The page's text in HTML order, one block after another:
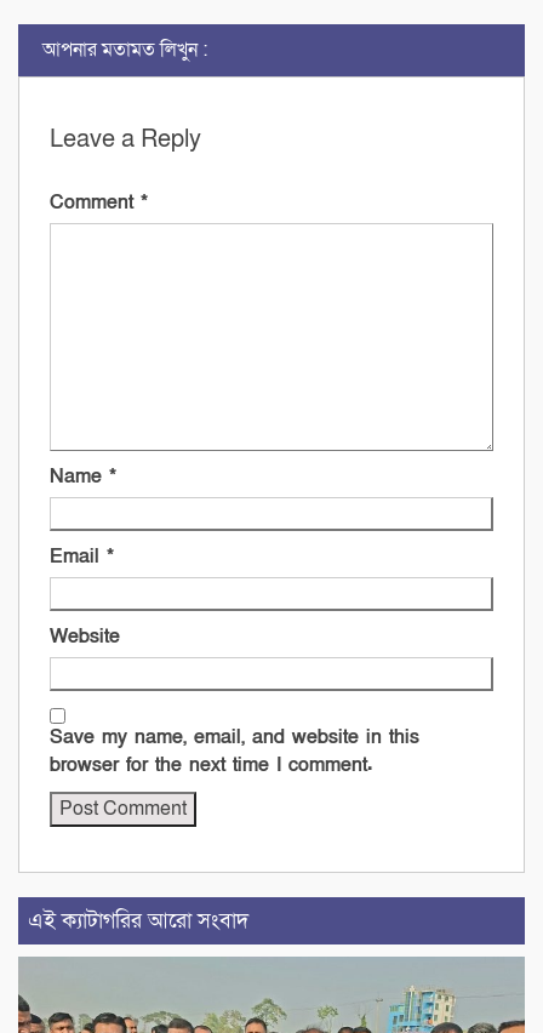
আপনার মতামত লিখুন :
Leave a Reply
Comment *
Name *
Email *
Website
Save my name, email, and website in this
browser for the next time I comment.
এই ক্যাটাগরির আরো সংবাদ